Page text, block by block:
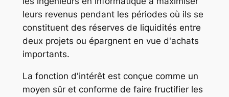
leurs revenus pendant les périodes où ils se
constituent des réserves de liquidités entre
deux projets ou épargnent en vue d'achats
importants.
La fonction d'intérêt est conçue comme un
moyen sûr et conforme de faire fructifier les